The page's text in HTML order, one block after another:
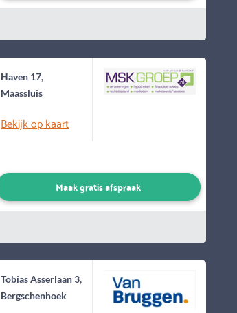
Haven 17,
Maassluis
Bekijk op kaart
Maak gratis afspraak
Tobias Asserlaan 3,
Bergschenhoek